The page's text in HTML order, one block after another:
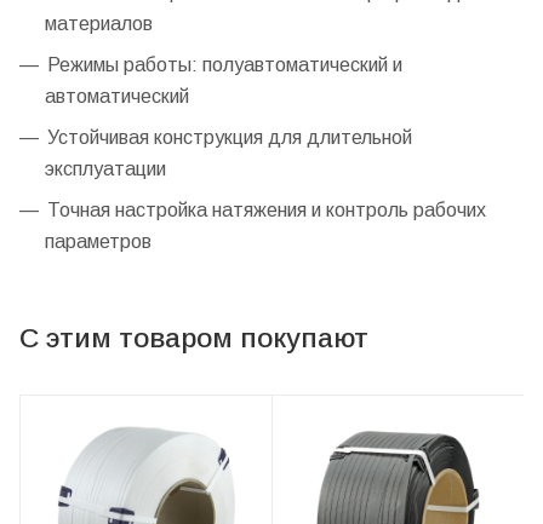
материалов
Режимы работы: полуавтоматический и
автоматический
Устойчивая конструкция для длительной
эксплуатации
Точная настройка натяжения и контроль рабочих
параметров
С этим товаром покупают